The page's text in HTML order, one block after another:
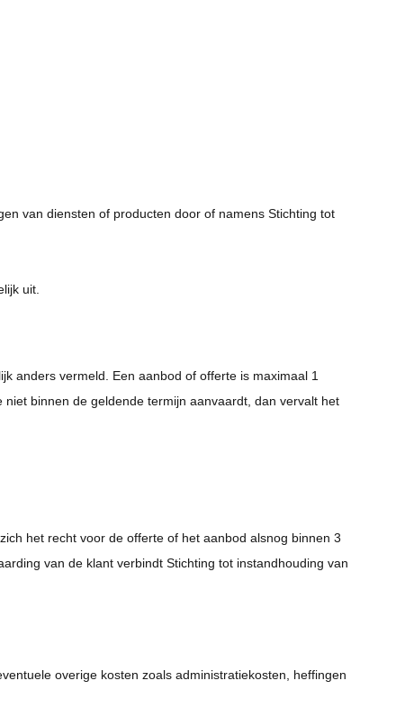
van diensten of producten door of namens Stichting tot
uit.
anders vermeld. Een aanbod of offerte is maximaal 1
binnen de geldende termijn aanvaardt, dan vervalt het
het recht voor de offerte of het aanbod alsnog binnen 3
van de klant verbindt Stichting tot instandhouding van
overige kosten zoals administratiekosten, heffingen